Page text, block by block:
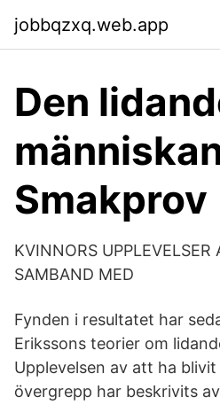
jobbqzxq.web.app
Den
Smakprov
KVINNORS UPPLEVELSER
SAMBAND MED
Fynden i resultatet har
Erikssons teorier om
Upplevelsen av att ha
övergrepp har beskrivits